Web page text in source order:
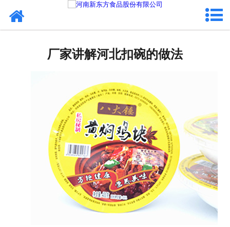
新闻资讯
关于新东方
加入新东方
联系我们
厂家讲解河北扣碗的做法